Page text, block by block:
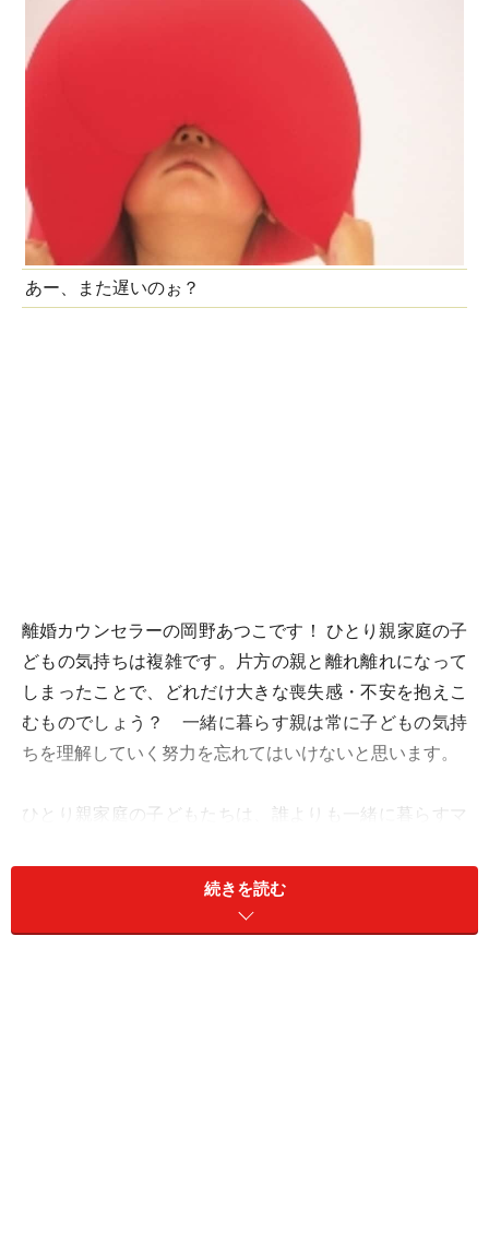
あー、また遅いのぉ？
離婚カウンセラーの岡野あつこです！ ひとり親家庭の子
どもの気持ちは複雑です。片方の親と離れ離れになって
しまったことで、どれだけ大きな喪失感・不安を抱えこ
むものでしょう？ 一緒に暮らす親は常に子どもの気持
ちを理解していく努力を忘れてはいけないと思います。
ひとり親家庭の子どもたちは、誰よりも一緒に暮らすマ
も目を離さず見守っていて欲しい」。どれだけ切実にこ
親であるママ・パパは、とにかく忙しい。お金を稼いで
続きを読む